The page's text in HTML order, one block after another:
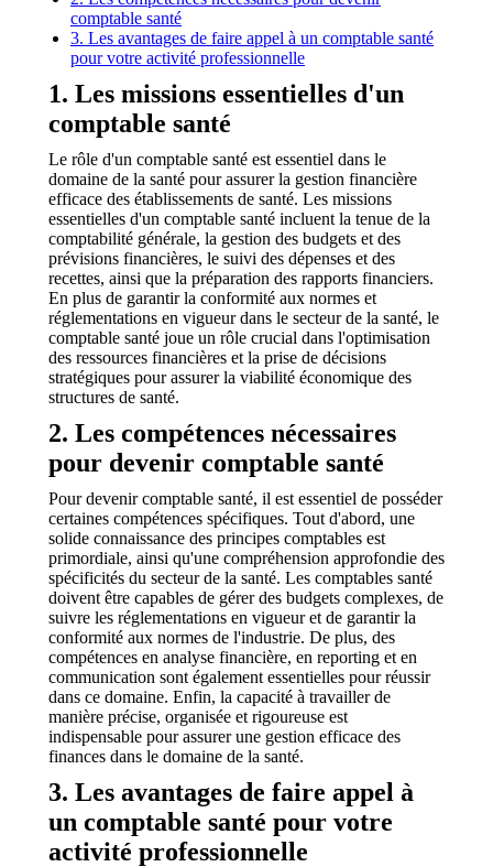
comptable santé
3. Les avantages de faire appel à un comptable santé
pour votre activité professionnelle
1. Les missions essentielles d'un
comptable santé
Le rôle d'un comptable santé est essentiel dans le
domaine de la santé pour assurer la gestion financière
efficace des établissements de santé. Les missions
essentielles d'un comptable santé incluent la tenue de la
comptabilité générale, la gestion des budgets et des
prévisions financières, le suivi des dépenses et des
recettes, ainsi que la préparation des rapports financiers.
En plus de garantir la conformité aux normes et
réglementations en vigueur dans le secteur de la santé, le
comptable santé joue un rôle crucial dans l'optimisation
des ressources financières et la prise de décisions
stratégiques pour assurer la viabilité économique des
structures de santé.
2. Les compétences nécessaires
pour devenir comptable santé
Pour devenir comptable santé, il est essentiel de posséder
certaines compétences spécifiques. Tout d'abord, une
solide connaissance des principes comptables est
primordiale, ainsi qu'une compréhension approfondie des
spécificités du secteur de la santé. Les comptables santé
doivent être capables de gérer des budgets complexes, de
suivre les réglementations en vigueur et de garantir la
conformité aux normes de l'industrie. De plus, des
compétences en analyse financière, en reporting et en
communication sont également essentielles pour réussir
dans ce domaine. Enfin, la capacité à travailler de
manière précise, organisée et rigoureuse est
indispensable pour assurer une gestion efficace des
finances dans le domaine de la santé.
3. Les avantages de faire appel à
un comptable santé pour votre
activité professionnelle